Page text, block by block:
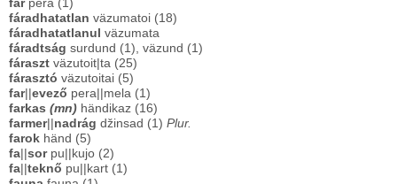
far pera (1)
fáradhatatlan väzumatoi (18)
fáradhatatlanul väzumata
fáradtság surdund (1), väzund (1)
fáraszt väzutoit|ta (25)
fárasztó väzutoitai (5)
far|| evező pera||mela (1)
farkas (mn) händikaz (16)
farmer|| nadrág džinsad (1) Plur.
farok händ (5)
fa sor pu||kujo (2)
fa teknő pu||kart (1)